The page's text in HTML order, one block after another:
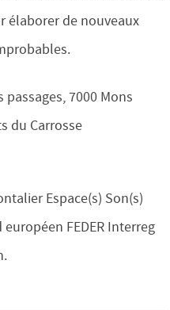
élaborer de nouveaux
passages, 7000 Mons
du Carrosse
Espace(s) Son(s)
FEDER Interreg